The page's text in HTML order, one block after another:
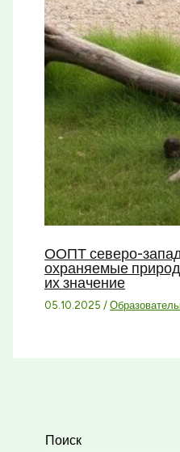
ООПТ северо-
охраняемые
их значение
05.10.2025/
Поиск